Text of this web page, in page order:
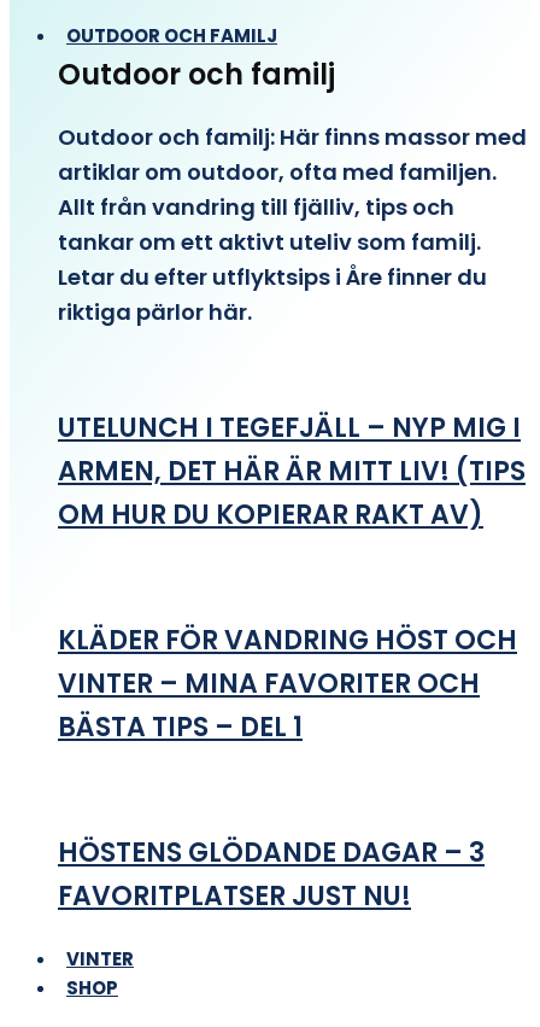
OUTDOOR OCH FAMILJ
Outdoor och familj
Outdoor och familj: Här finns massor med
artiklar om outdoor, ofta med familjen.
Allt från vandring till fjälliv, tips och
tankar om ett aktivt uteliv som familj.
Letar du efter utflyktsips i Åre finner du
riktiga pärlor här.
UTELUNCH I TEGEFJÄLL – NYP MIG I
ARMEN, DET HÄR ÄR MITT LIV! (TIPS
OM HUR DU KOPIERAR RAKT AV)
KLÄDER FÖR VANDRING HÖST OCH
VINTER – MINA FAVORITER OCH
BÄSTA TIPS – DEL 1
HÖSTENS GLÖDANDE DAGAR – 3
FAVORITPLATSER JUST NU!
VINTER
SHOP